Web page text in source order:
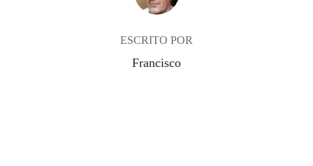
ESCRITO POR
Francisco